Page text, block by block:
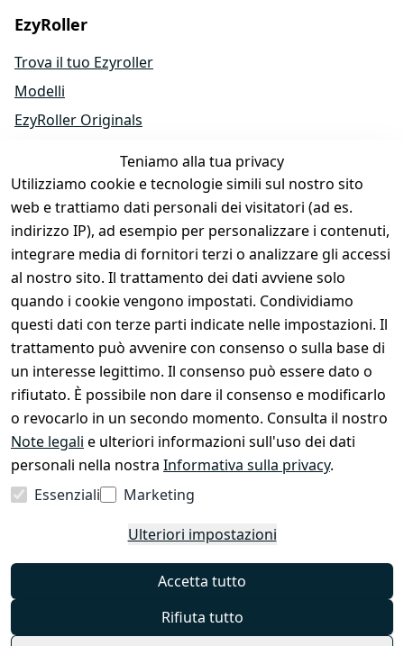
EzyRoller
Trova il tuo Ezyroller
Modelli
EzyRoller Originals
Accessori
Ricambi
Offerte e bundle
Diventa rivenditore
Chi siamo
Shop e Contatti
Cura dell’EzyRoller & Garanzia
Diritto di recesso
Modulo di recesso
Impressum
Informativa sulla privacy
Termini e condizioni
FAQ
Teniamo alla tua privacy
Utilizziamo cookie e tecnologie simili sul nostro sito
web e trattiamo dati personali dei visitatori (ad es.
indirizzo IP), ad esempio per personalizzare i contenuti,
integrare media di fornitori terzi o analizzare gli accessi
al nostro sito. Il trattamento dei dati avviene solo
quando i cookie vengono impostati. Condividiamo
questi dati con terze parti indicate nelle impostazioni. Il
trattamento può avvenire con consenso o sulla base di
un interesse legittimo. Il consenso può essere dato o
rifiutato. È possibile non dare il consenso e modificarlo
o revocarlo in un secondo momento. Consulta il nostro
Note legali e ulteriori informazioni sull'uso dei dati
personali nella nostra Informativa sulla privacy.
Essenziali
Marketing
Ulteriori impostazioni
Accetta tutto
Rifiuta tutto